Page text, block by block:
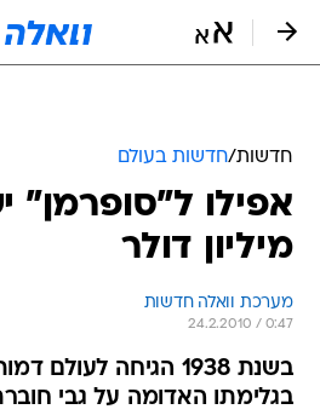
חדשות/חדשות בעולם
אפילו ל"סופרמן"
מיליון דולר
מערכת וואלה חדשות
24.2.2010 / 0:47
בשנת 1938 הגיחה
בגלימתו האדומה על גבי